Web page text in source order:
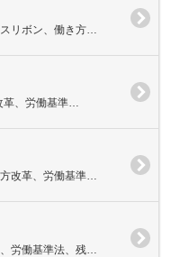
リボン、働き方…
革、労働基準…
改革、労働基準…
労働基準法、残…